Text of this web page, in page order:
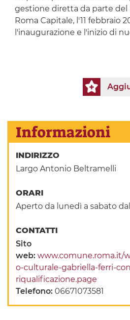
gestione diretta da parte del
Roma Capitale, l'11 febbraio
l'inaugurazione e l'inizio di
Informazioni
INDIRIZZO
Largo Antonio Beltramelli
ORARI
Aperto da lunedì a sabato
CONTATTI
Sito
web:www.comune.roma.it/
o-culturale-gabriella-ferri-
riqualificazione.page
Telefono:06671073581